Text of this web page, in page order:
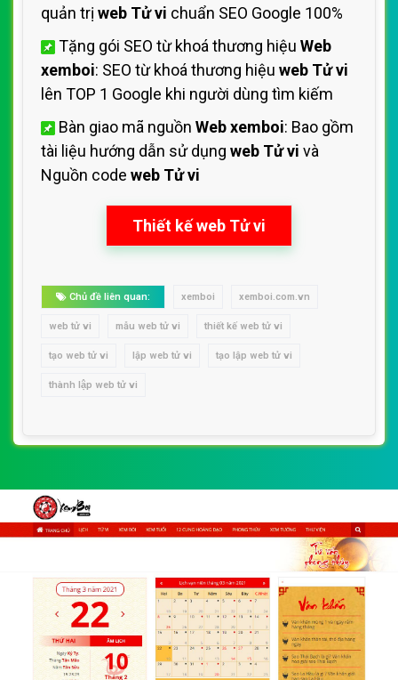
quản trị web Tử vi chuẩn SEO Google 100%
Tặng gói SEO từ khoá thương hiệu Web
xemboi: SEO từ khoá thương hiệu web Tử vi
lên TOP 1 Google khi người dùng tìm kiếm
Bàn giao mã nguồn Web xemboi: Bao gồm
tài liệu hướng dẫn sử dụng web Tử vi và
Nguồn code web Tử vi
Thiết kế web Tử vi
Chủ đề liên quan: xemboi xemboi.com.vn
web tử vi mẫu web tử vi thiết kế web tử vi
tạo web tử vi lập web tử vi tạo lập web tử vi
thành lập web tử vi